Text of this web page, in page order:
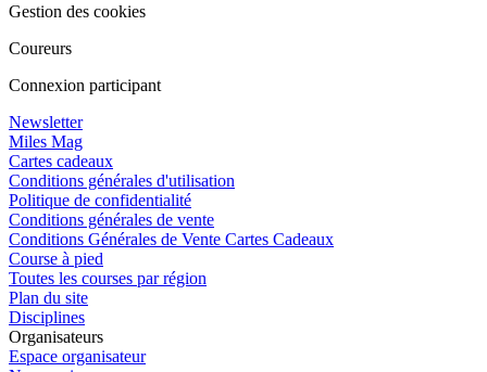
Gestion des cookies
Coureurs
Connexion participant
Newsletter
Miles Mag
Cartes cadeaux
Conditions générales d'utilisation
Politique de confidentialité
Conditions générales de vente
Conditions Générales de Vente Cartes Cadeaux
Course à pied
Toutes les courses par région
Plan du site
Disciplines
Organisateurs
Espace organisateur